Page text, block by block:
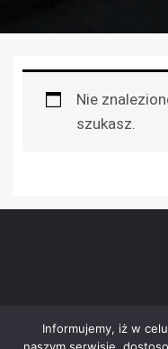
Nie
szukasz.
Informujemy, iż w